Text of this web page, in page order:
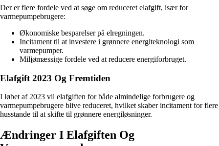
Der er flere fordele ved at søge om reduceret elafgift, især for
varmepumpebrugere:
Økonomiske besparelser på elregningen.
Incitament til at investere i grønnere energiteknologi som
varmepumper.
Miljømæssige fordele ved at reducere energiforbruget.
Elafgift 2023 Og Fremtiden
I løbet af 2023 vil elafgiften for både almindelige forbrugere og
varmepumpebrugere blive reduceret, hvilket skaber incitament for flere
husstande til at skifte til grønnere energiløsninger.
Ændringer I Elafgiften Og